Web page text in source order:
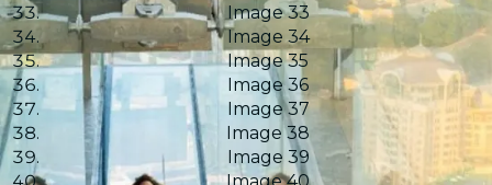
Image 33
Image 34
Image 35
Image 36
Image 37
Image 38
Image 39
Image 40